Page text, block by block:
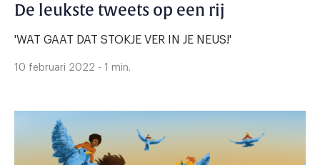
De leukste tweets op een rij
'WAT GAAT DAT STOKJE VER IN JE NEUS!'
10 februari 2022 - 1 min.